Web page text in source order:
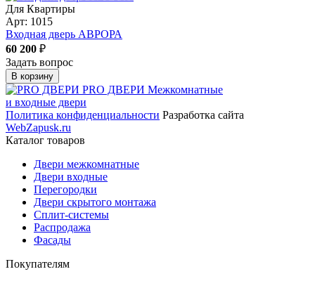
Для Квартиры
Арт: 1015
Входная дверь АВРОРА
60 200 ₽
Задать вопрос
В корзину
PRO ДВЕРИ Межкомнатные
и входные двери
Политика конфиденциальности Разработка сайта
WebZapusk.ru
Каталог товаров
Двери межкомнатные
Двери входные
Перегородки
Двери скрытого монтажа
Сплит-системы
Распродажа
Фасады
Покупателям